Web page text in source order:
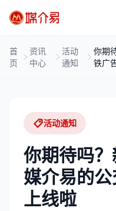
首
页
资讯
中心
活动
通知
你期
铁广
活动通知
你期待吗
媒介易的
上线啦